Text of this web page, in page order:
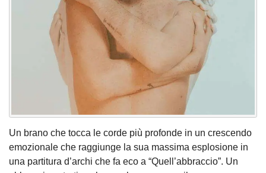
Un brano che tocca le corde più profonde in un crescendo
emozionale che raggiunge la sua massima esplosione in
una partitura d’archi che fa eco a “Quell’abbraccio”. Un